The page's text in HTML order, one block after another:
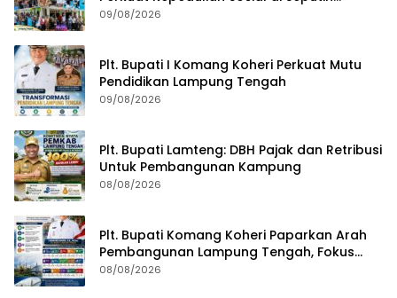
Mataram
09/08/2026
Plt. Bupati I Komang Koheri Perkuat Mutu
Pendidikan Lampung Tengah
09/08/2026
Plt. Bupati Lamteng: DBH Pajak dan Retribusi
Untuk Pembangunan Kampung
08/08/2026
Plt. Bupati Komang Koheri Paparkan Arah
Pembangunan Lampung Tengah, Fokus
pada SDM, Ekonomi, Infrastruktur dan
08/08/2026